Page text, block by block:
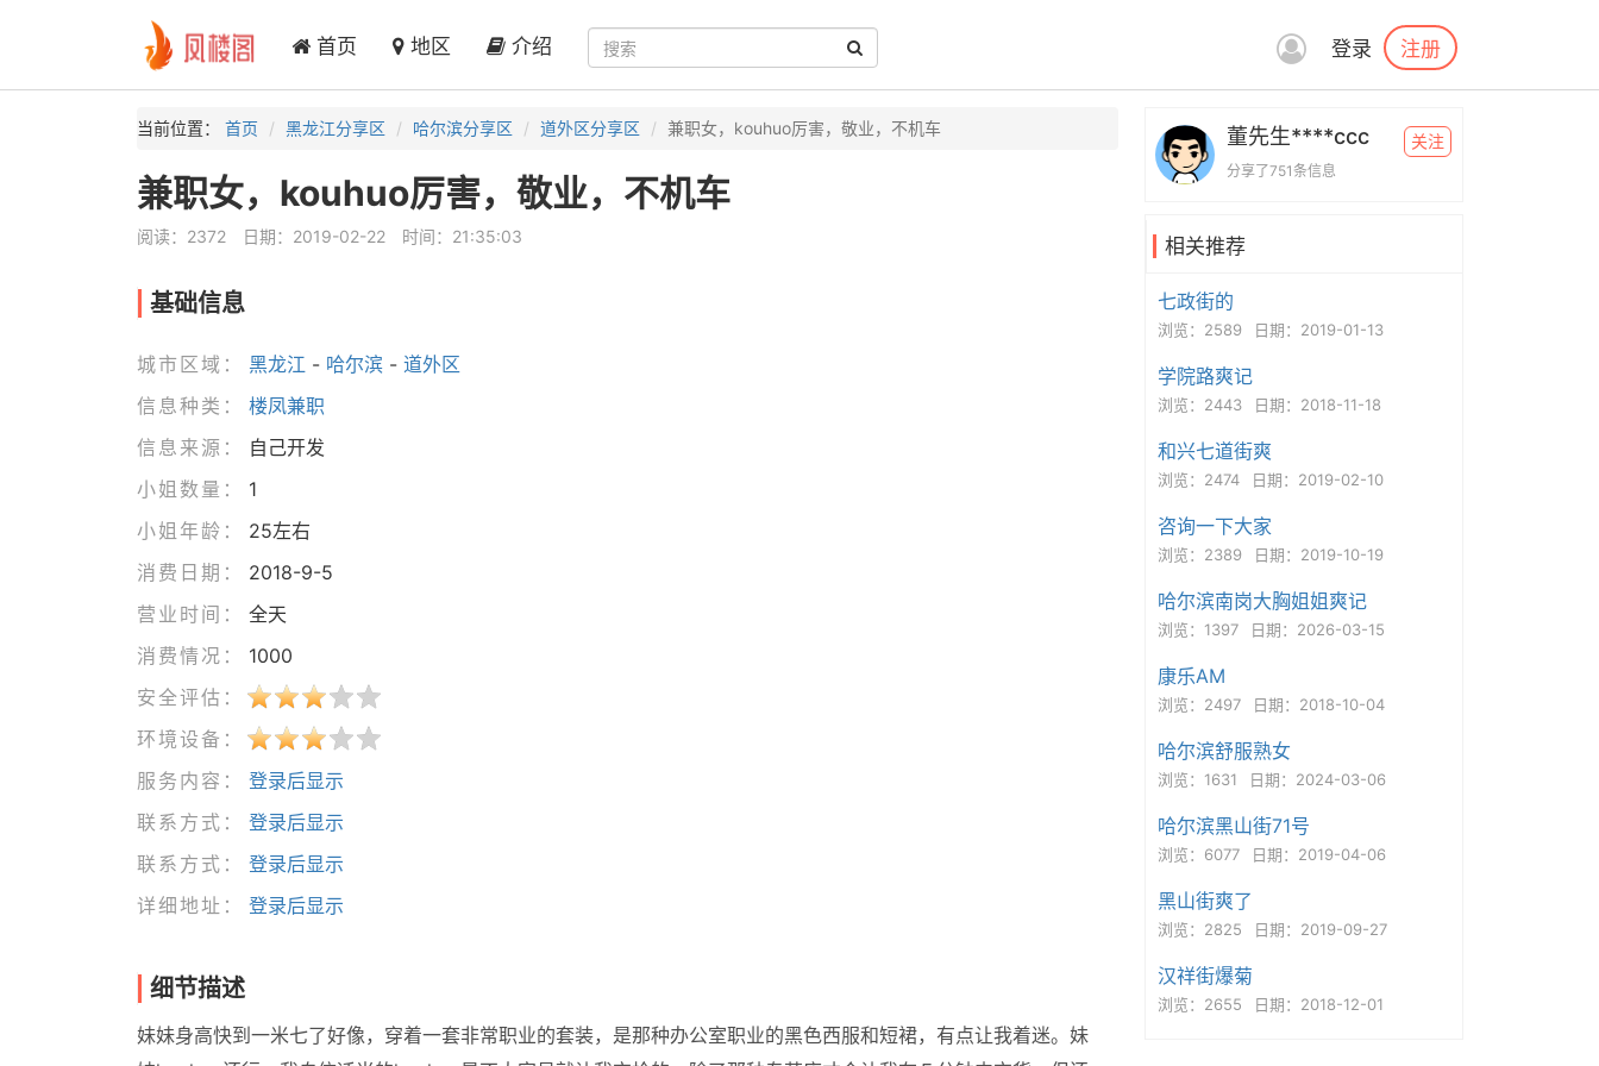
首页 地区 介绍 登录 注册
当前位置： 首页 黑龙江分享区 哈尔滨分享区 道外区分享区 兼职女，kouhuo厉害，敬业，不机车
兼职女，kouhuo厉害，敬业，不机车
阅读：2372 日期：2019-02-22 时间：21:35:03
基础信息
城市区域： 黑龙江 - 哈尔滨- 道外区
信息种类：
楼凤兼职
信息来源：
自己开发
小姐数量：
1
小姐年龄：
25左右
消费日期：
2018-9-5
营业时间：
全天
消费情况：
1000
安全评估：
环境设备：
服务内容：
登录后显示
联系方式：
登录后显示
联系方式：
登录后显示
详细地址：
登录后显示
细节描述
妹妹身高快到一米七了好像，穿着一套非常职业的套装，是那种办公室职业的黑色西服和短裙，有点让我着迷。妹
董先生****ccc
分享了751条信息
关注
相关推荐
七政街的
浏览：2589 日期：2019-01-13
学院路爽记
浏览：2443 日期：2018-11-18
和兴七道街爽
浏览：2474 日期：2019-02-10
咨询一下大家
浏览：2389 日期：2019-10-19
哈尔滨南岗大胸姐姐爽记
浏览：1397 日期：2026-03-15
康乐AM
浏览：2497 日期：2018-10-04
哈尔滨舒服熟女
浏览：1631 日期：2024-03-06
哈尔滨黑山街71号
浏览：6077 日期：2019-04-06
黑山街爽了
浏览：2825 日期：2019-09-27
汉祥街爆菊
浏览：2655 日期：2018-12-01